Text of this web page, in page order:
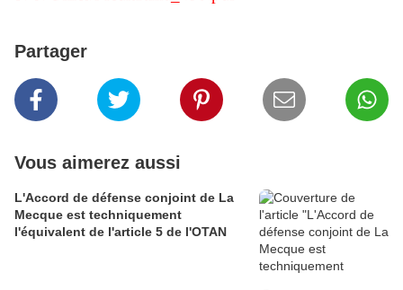
Partager
Vous aimerez aussi
L'Accord de défense conjoint de La
Mecque est techniquement
l'équivalent de l'article 5 de l'OTAN